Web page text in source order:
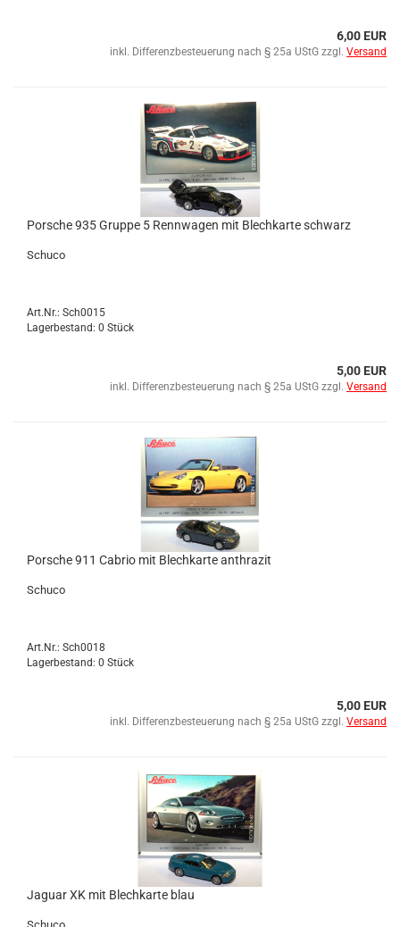
6,00 EUR
inkl. Differenzbesteuerung nach § 25a UStG zzgl. Versand
Por­sche 935 Grup­pe 5 Renn­wa­gen mit Blech­kar­te schwarz
Schu­co
Art.Nr.: Sch0015
Lagerbestand: 0 Stück
5,00 EUR
inkl. Differenzbesteuerung nach § 25a UStG zzgl. Versand
Por­sche 911 Ca­brio mit Blech­kar­te an­thra­zit
Schu­co
Art.Nr.: Sch0018
Lagerbestand: 0 Stück
5,00 EUR
inkl. Differenzbesteuerung nach § 25a UStG zzgl. Versand
Ja­gu­ar XK mit Blech­kar­te blau